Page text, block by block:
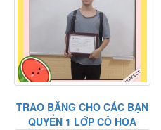
TRAO BẰNG CHO CÁC BẠN
QUYỂN 1 LỚP CÔ HOA